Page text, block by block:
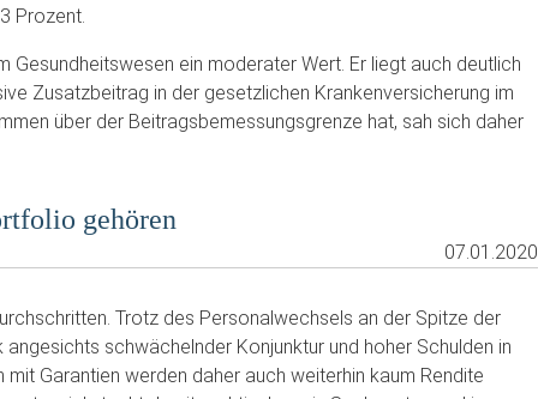
Prozent.
Gesundheitswesen ein moderater Wert. Er liegt auch deutlich
Zusatzbeitrag in der gesetzlichen Krankenversicherung im
über der Beitragsbemessungsgrenze hat, sah sich daher
gehören
07.01.2020
Trotz des Personalwechsels an der Spitze der
schwächelnder Konjunktur und hoher Schulden in
Garantien werden daher auch weiterhin kaum Rendite